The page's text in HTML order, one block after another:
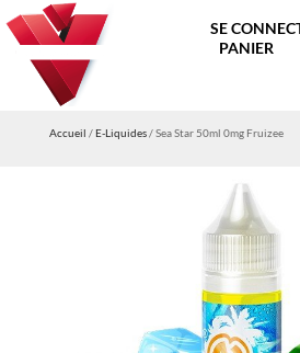
SE
PANIER
Accueil /E-Liquides/ Sea Star 50ml 0mg Fruizee